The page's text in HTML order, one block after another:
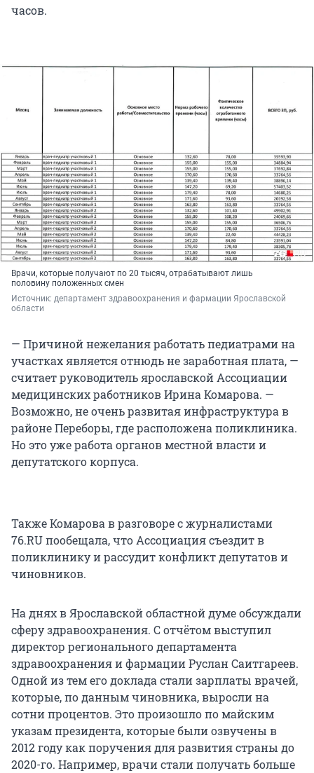
часов.
Врачи, которые получают по 20 тысяч, отрабатывают лишь
половину положенных смен
Источник: департамент здравоохранения и фармации Ярославской
области
— Причиной нежелания работать педиатрами на
участках является отнюдь не заработная плата, —
считает руководитель ярославской Ассоциации
медицинских работников Ирина Комарова. —
Возможно, не очень развитая инфраструктура в
районе Переборы, где расположена поликлиника.
Но это уже работа органов местной власти и
депутатского корпуса.
Также Комарова в разговоре с журналистами
76.RU пообещала, что Ассоциация съездит в
поликлинику и рассудит конфликт депутатов и
чиновников.
На днях в Ярославской областной думе обсуждали
сферу здравоохранения. С отчётом выступил
директор регионального департамента
здравоохранения и фармации Руслан Саитгареев.
Одной из тем его доклада стали зарплаты врачей,
которые, по данным чиновника, выросли на
сотни процентов. Это произошло по майским
указам президента, которые были озвучены в
2012 году как поручения для развития страны до
2020-го. Например, врачи стали получать больше